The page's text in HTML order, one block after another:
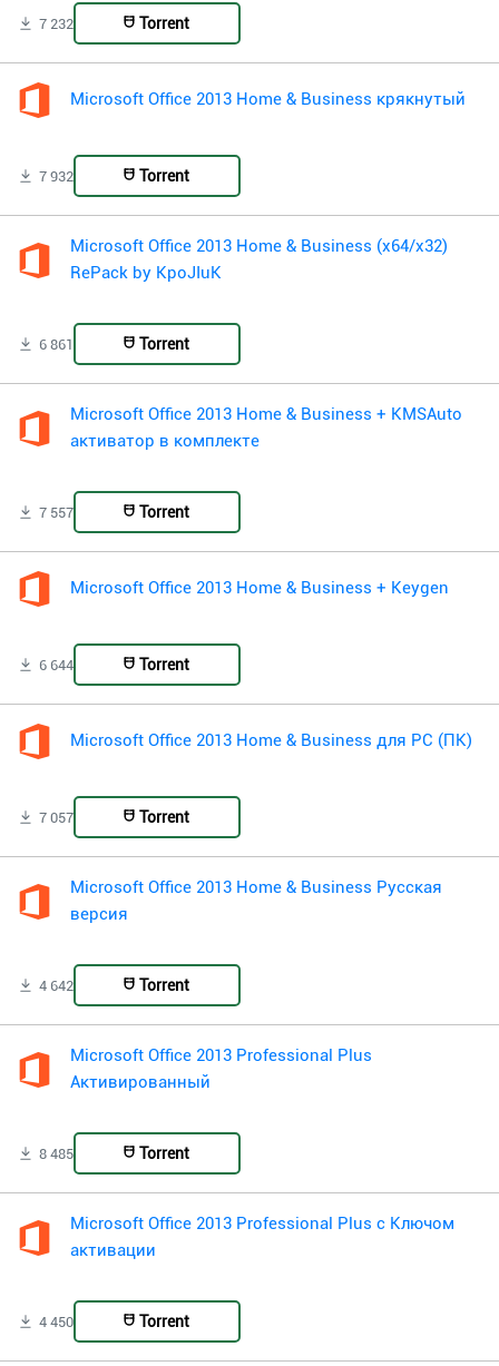
7 232 Torrent
Microsoft Office 2013 Home & Business крякнутый
7 932 Torrent
Microsoft Office 2013 Home & Business (x64/x32)
RePack by KpoJIuK
6 861 Torrent
Microsoft Office 2013 Home & Business + KMSAuto
активатор в комплекте
7 557 Torrent
Microsoft Office 2013 Home & Business + Keygen
6 644 Torrent
Microsoft Office 2013 Home & Business для PC (ПК)
7 057 Torrent
Microsoft Office 2013 Home & Business Русская
версия
4 642 Torrent
Microsoft Office 2013 Professional Plus
Активированный
8 485 Torrent
Microsoft Office 2013 Professional Plus с Ключом
активации
4 450 Torrent